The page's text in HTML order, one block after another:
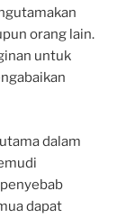
orang lain.
untuk
dalam
dapat